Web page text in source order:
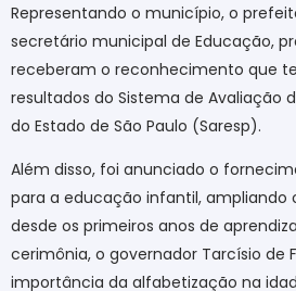
Representando o município, o
secretário municipal de Educação,
receberam o reconhecimento que
resultados do Sistema de Avaliação
do Estado de São Paulo (Saresp).
Além disso, foi anunciado o
para a educação infantil, ampliando
desde os primeiros anos de
cerimônia, o governador Tarcísio de
importância da alfabetização na